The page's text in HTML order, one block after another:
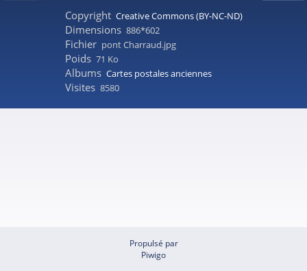
Copyright Creative Commons (BY-NC-ND)
Dimensions 886*602
Fichier pont Charraud.jpg
Poids 71 Ko
Albums Cartes postales anciennes
Visites 8580
Propulsé par
Piwigo